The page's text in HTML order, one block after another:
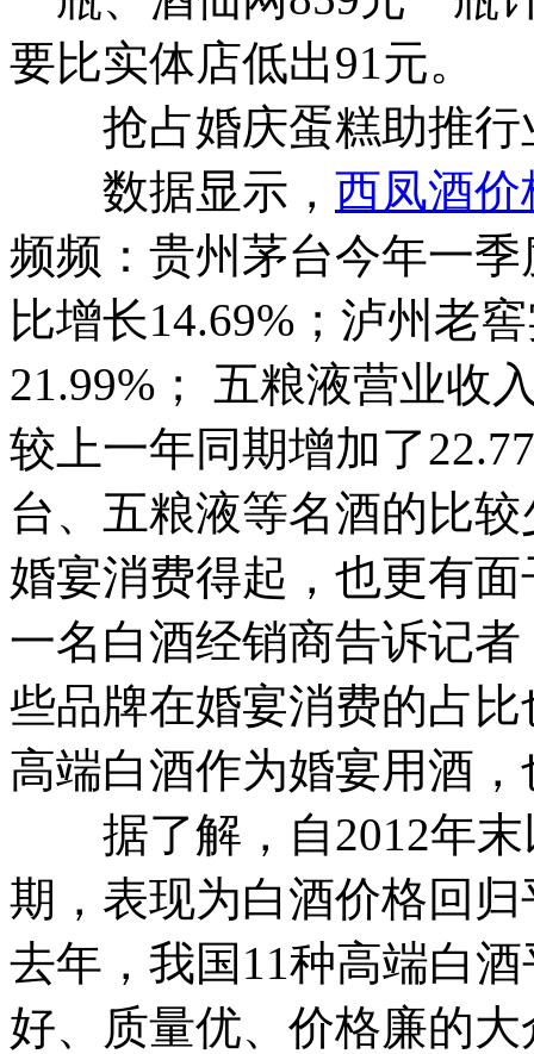
要比实体店低出91元。
抢占婚庆蛋糕助推行
数据显示， 西凤酒价
频频：贵州茅台今年一
比增长14.69%；泸州老
21.99%； 五粮液营业收
较上一年同期增加了
台、五粮液等名酒的比
婚宴消费得起，也更有
一名白酒经销商告诉记
些品牌在婚宴消费的占
高端白酒作为婚宴用酒
据了解，自2012年末
期，表现为白酒价格回
去年，我国11种高端白
好、质量优、价格廉的